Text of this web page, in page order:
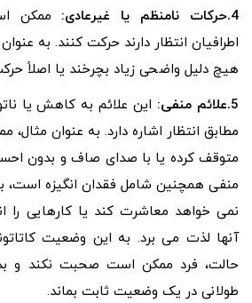
4.حرکات نامنظم یا غیرعادی:
ممکن
اطرافیان انتظار دارند حرکت کنند. به
هیچ دلیل واضحی زیاد بچرخند یا اصلاً
5.علائم منفی:
این علائم به کاهش یا
مطابق انتظار اشاره دارد. به عنوان
متوقف کرده یا با صدای صاف و بدون
منفی همچنین شامل فقدان انگیزه
نمی خواهد معاشرت کند یا کارهایی را
آنها لذت می برد. به این وضعیت
حالت، فرد ممکن است صحبت نکند و
طولانی در یک وضعیت ثابت بماند.